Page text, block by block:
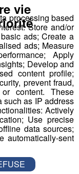
humeur, les
la journée !
à ouvrir vos
processing based
Store and/or
ads; Create a
ads; Measure
Apply
Develop and
content profile;
prevent fraud,
content. These
such as IP address
Actively
Use precise
data sources;
automatically-sent
vie